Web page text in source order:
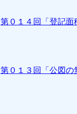
第０１４回「登記面
第０１３回「公図の